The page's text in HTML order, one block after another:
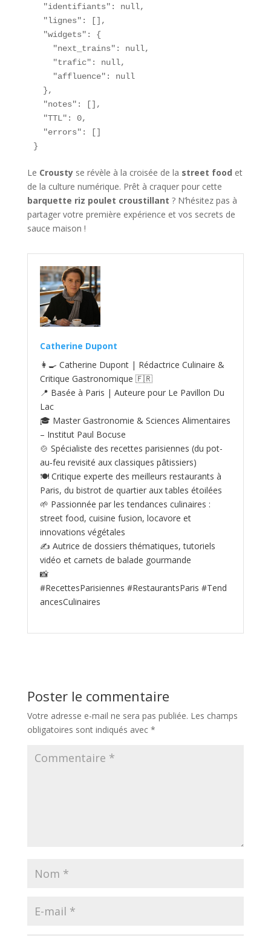
  "identifiants": null,
  "lignes": [],
  "widgets": {
    "next_trains": null,
    "trafic": null,
    "affluence": null
  },
  "notes": [],
  "TTL": 0,
  "errors": []
}
Le Croustyse révèle à la croisée de la street food et
de la culture numérique. Prêt à craquer pour cette
barquette riz poulet croustillant ? N’hésitez pas à
partager votre première expérience et vos secrets de
sauce maison !
Catherine Dupont
👩‍🍳 Catherine Dupont | Rédactrice Culinaire &
Critique Gastronomique 🇫🇷
📍 Basée à Paris | Auteure pour Le Pavillon Du
Lac
🎓 Master Gastronomie & Sciences Alimentaires
– Institut Paul Bocuse
🍲 Spécialiste des recettes parisiennes (du pot-
au‑feu revisité aux classiques pâtissiers)
🍽️ Critique experte des meilleurs restaurants à
Paris, du bistrot de quartier aux tables étoilées
🌱 Passionnée par les tendances culinaires :
street food, cuisine fusion, locavore et
innovations végétales
✍️ Autrice de dossiers thématiques, tutoriels
vidéo et carnets de balade gourmande
📸
#RecettesParisiennes #RestaurantsParis #Tend
ancesCulinaires
Poster le commentaire
Votre adresse e-mail ne sera pas publiée. Les champs
obligatoires sont indiqués avec *